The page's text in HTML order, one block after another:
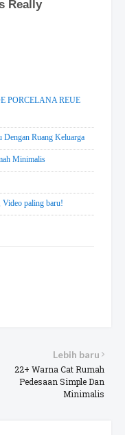
PORCELANA REUE
Dengan Ruang Keluarga
Minimalis
paling baru!
Lebih baru
22+ Warna Cat Rumah
Pedesaan Simple Dan
Minimalis